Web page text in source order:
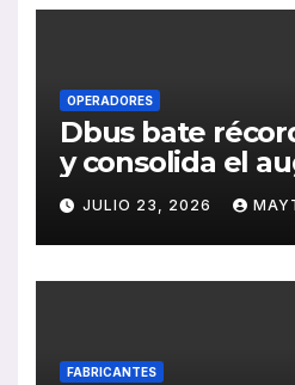
OPERADORES
Dbus bate
y consolida el
transporte
Sebastián
JULIO 23, 2026
FABRICANTES